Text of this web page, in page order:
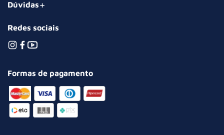
Dúvidas
Redes sociais
Formas de pagamento